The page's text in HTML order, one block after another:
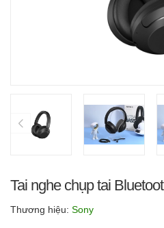
Tai nghe chụp tai
Thương hiệu: Sony